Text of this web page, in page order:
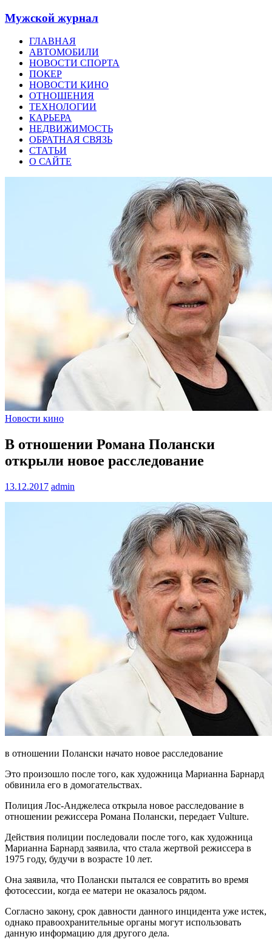
Мужской журнал
ГЛАВНАЯ
АВТОМОБИЛИ
НОВОСТИ СПОРТА
ПОКЕР
НОВОСТИ КИНО
ОТНОШЕНИЯ
ТЕХНОЛОГИИ
КАРЬЕРА
НЕДВИЖИМОСТЬ
ОБРАТНАЯ СВЯЗЬ
СТАТЬИ
О САЙТЕ
Новости кино
В отношении Романа Полански
открыли новое расследование
13.12.2017 admin
в отношении Полански начато новое расследование
Это произошло после того, как художница Марианна Барнард
обвинила его в домогательствах.
Полиция Лос-Анджелеса открыла новое расследование в
отношении режиссера Романа Полански, передает Vulture.
Действия полиции последовали после того, как художница
Марианна Барнард заявила, что стала жертвой режиссера в
1975 году, будучи в возрасте 10 лет.
Она заявила, что Полански пытался ее совратить во время
фотосессии, когда ее матери не оказалось рядом.
Согласно закону, срок давности данного инцидента уже истек,
однако правоохранительные органы могут использовать
данную информацию для другого дела.